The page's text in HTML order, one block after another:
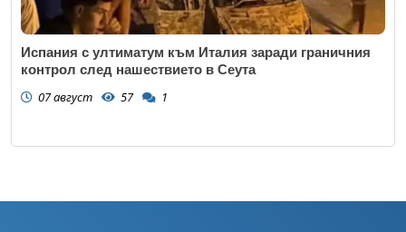
Испания с ултиматум към Италия заради граничния
контрол след нашествието в Сеута
07 август 57 1